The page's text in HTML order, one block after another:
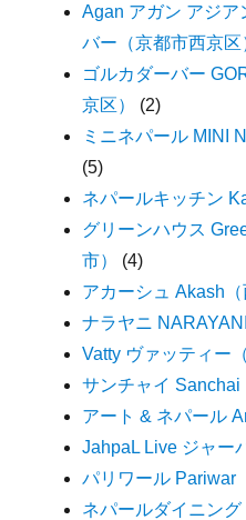
Agan アガン アジア
バー（京都市西京区
ゴルカダーバー
京区）
(2)
ミニネパール MINI
(5)
ネパールキッチン
グリーンハウス
市）
(4)
アカーシュ Akash（
ナラヤニ
Vatty ヴァッティー
サンチャイ Sanchai
アート & ネパール
JahpaL Live ジャー
パリワール Pariwar
ネパールダイニング